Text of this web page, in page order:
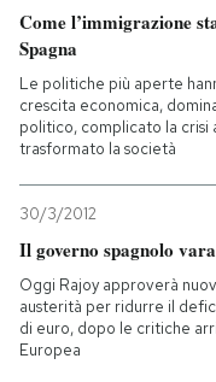
Come l’immigrazione
Spagna
Le politiche più aperte
crescita economica,
politico, complicato la crisi
trasformato la società
30/3/2012
Il governo spagnolo
Oggi Rajoy approverà
austerità per ridurre il
di euro, dopo le critiche
Europea